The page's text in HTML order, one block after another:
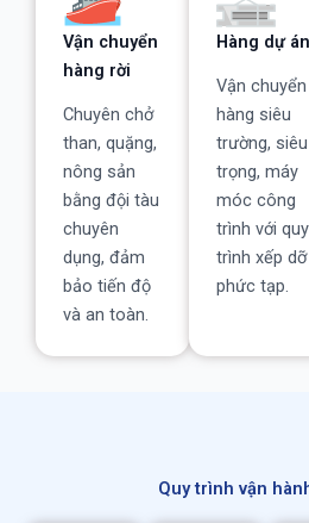
Vận chuyển
hàng rời
Chuyên chở
than, quặng,
nông sản
bằng đội tàu
chuyên
dụng, đảm
bảo tiến độ
và an toàn.
Hàng dự án
Vận chuyển
hàng siêu
trường, siêu
trọng, máy
móc công
trình với quy
trình xếp dỡ
phức tạp.
Quy trình vận